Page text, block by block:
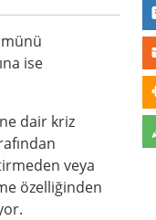
ise
dair kriz
veya
özelliğinden